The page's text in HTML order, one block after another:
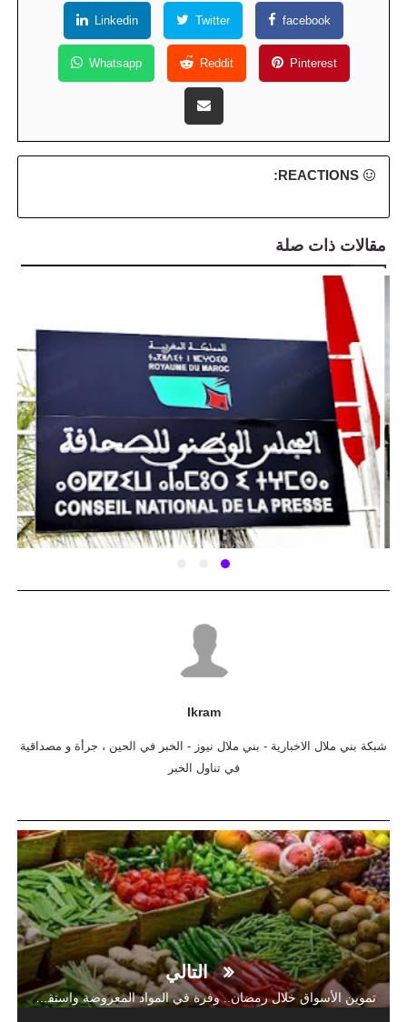
facebook
Twitter
Linkedin
Pinterest
Reddit
Whatsapp
REACTIONS:
مقالات ذات صلة
Ikram
شبكة بني ملال الاخبارية - بني ملال نيوز - الخبر في الحين ، جرأة و مصداقية
في تناول الخبر
التالي
تموين الأسواق خلال رمضان.. وفرة في المواد المعروضة واستقرار في الأسعار